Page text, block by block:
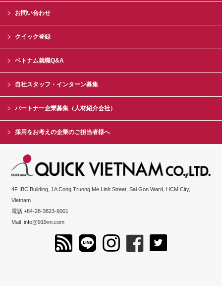
お問い合わせ
クイック登録
ベトナム就職Q&A
自社スタッフ・インターン募集
パートナー企業募集（人材紹介会社）
採用をお考えの企業のご担当者様へ
4F IBC Building, 1A Cong Truong Me Linh Street, Sai Gon Ward, HCM City,
Vietnam
電話 +84-28-3823-6001
Mailinfo@919vn.com